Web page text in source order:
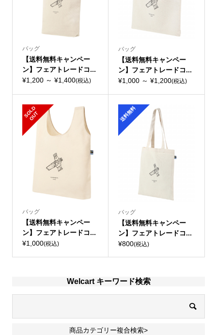
バッグ
【送料無料キャンペー
ン】フェアトレードコ...
¥1,200 ～ ¥1,400(税込)
バッグ
【送料無料キャンペー
ン】フェアトレードコ...
¥1,000 ～ ¥1,200(税込)
S
O
L
D
O
U
T
バッグ
【送料無料キャンペー
ン】フェアトレードコ...
¥1,000(税込)
送料無料
バッグ
【送料無料キャンペー
ン】フェアトレードコ...
¥800(税込)
Welcart キーワード検索
商品カテゴリー複合検索>